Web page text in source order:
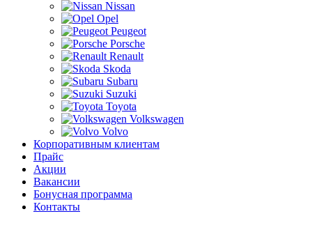
Nissan
Opel
Peugeot
Porsche
Renault
Skoda
Subaru
Suzuki
Toyota
Volkswagen
Volvo
Корпоративным клиентам
Прайс
Акции
Вакансии
Бонусная программа
Контакты